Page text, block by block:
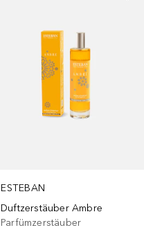
ESTEBAN
Duftzerstäuber Ambre
Parfümzerstäuber